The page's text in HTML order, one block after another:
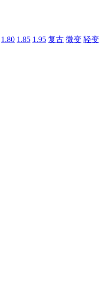
1.80 1.85 1.95 复古 微变 轻变